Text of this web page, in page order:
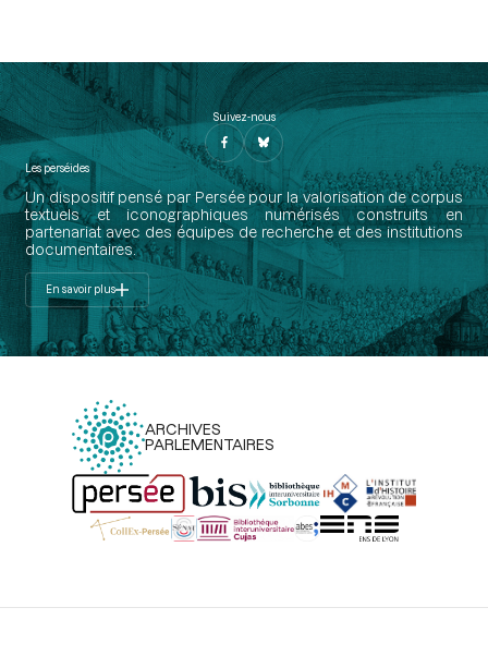
Suivez-nous
Les perséides
Un dispositif pensé par Persée pour la valorisation de corpus
textuels et iconographiques numérisés construits en
partenariat avec des équipes de recherche et des institutions
documentaires.
En savoir plus
ARCHIVES
PARLEMENTAIRES
Menu